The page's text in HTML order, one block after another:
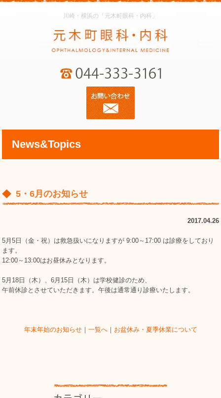
川崎・横浜の「元木町眼科・内科」
News&Topics
5・6月のお知らせ
2017.04.26
5月5日（金・祝）は救急扱いになりますが 9:00～17:00 は診療をしており
ます。
12:00～13:00はお昼休みとなります。
5月18日（木）、6月15日（木）は学校健診のため、
午前休診とさせていただきます。午後は通常通り診療いたします。
年末年始のお知らせ｜ 一覧へ｜ お盆休み・夏季休業について